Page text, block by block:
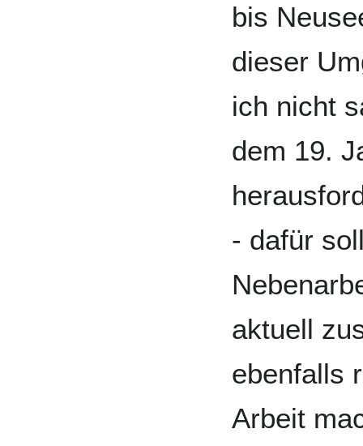
bis
dieser
ich nicht
dem 19.
- dafür
aktuell
ebenfalls
Arbeit